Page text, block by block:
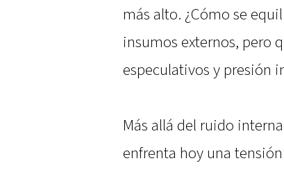
más alto. ¿Cómo se
insumos externos, pero
especulativos y presión
Más allá del ruido
enfrenta hoy una